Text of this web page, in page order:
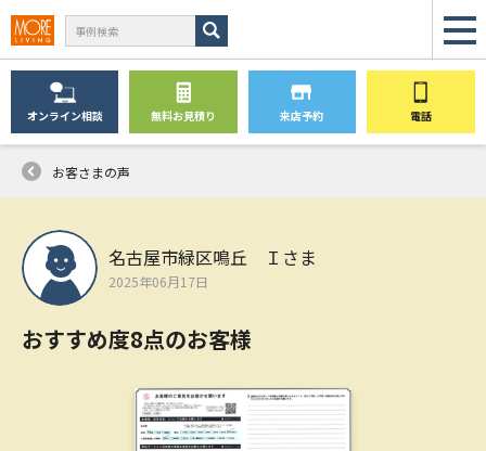
オンライン相談 無料お見積り 来店予約 電話
お客さまの声
名古屋市緑区鳴丘 Ｉさま
2025年06月17日
おすすめ度8点のお客様